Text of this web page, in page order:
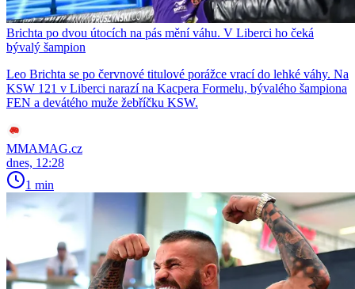
Brichta po dvou útocích na pás mění váhu. V Liberci ho čeká
bývalý šampion
Leo Brichta se po červnové titulové porážce vrací do lehké váhy. Na
KSW 121 v Liberci narazí na Kacpera Formelu, bývalého šampiona
FEN a devátého muže žebříčku KSW.
MMAMAG.cz
dnes, 12:28
1 min